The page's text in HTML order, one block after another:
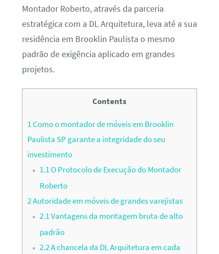
Montador Roberto, através da parceria
estratégica com a DL Arquitetura, leva até a sua
residência em Brooklin Paulista o mesmo
padrão de exigência aplicado em grandes
projetos.
Contents
1Como o montador de móveis em Brooklin
Paulista SP garante a integridade do seu
investimento
1.1O Protocolo de Execução do Montador
Roberto
2Autoridade em móveis de grandes varejistas
2.1Vantagens da montagem bruta de alto
padrão
2.2A chancela da DL Arquitetura em cada